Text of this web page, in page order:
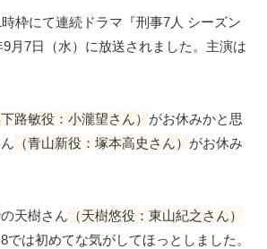
枠にて連続ドラマ『刑事7人 シーズン
月7日（水）に放送されました。主演は
路敏役：小瀧望さん）がお休みかと思
（青山新役：塚本高史さん）がお休み
天樹さん（天樹悠役：東山紀之さん）
では初めてな気がしてほっとしました。